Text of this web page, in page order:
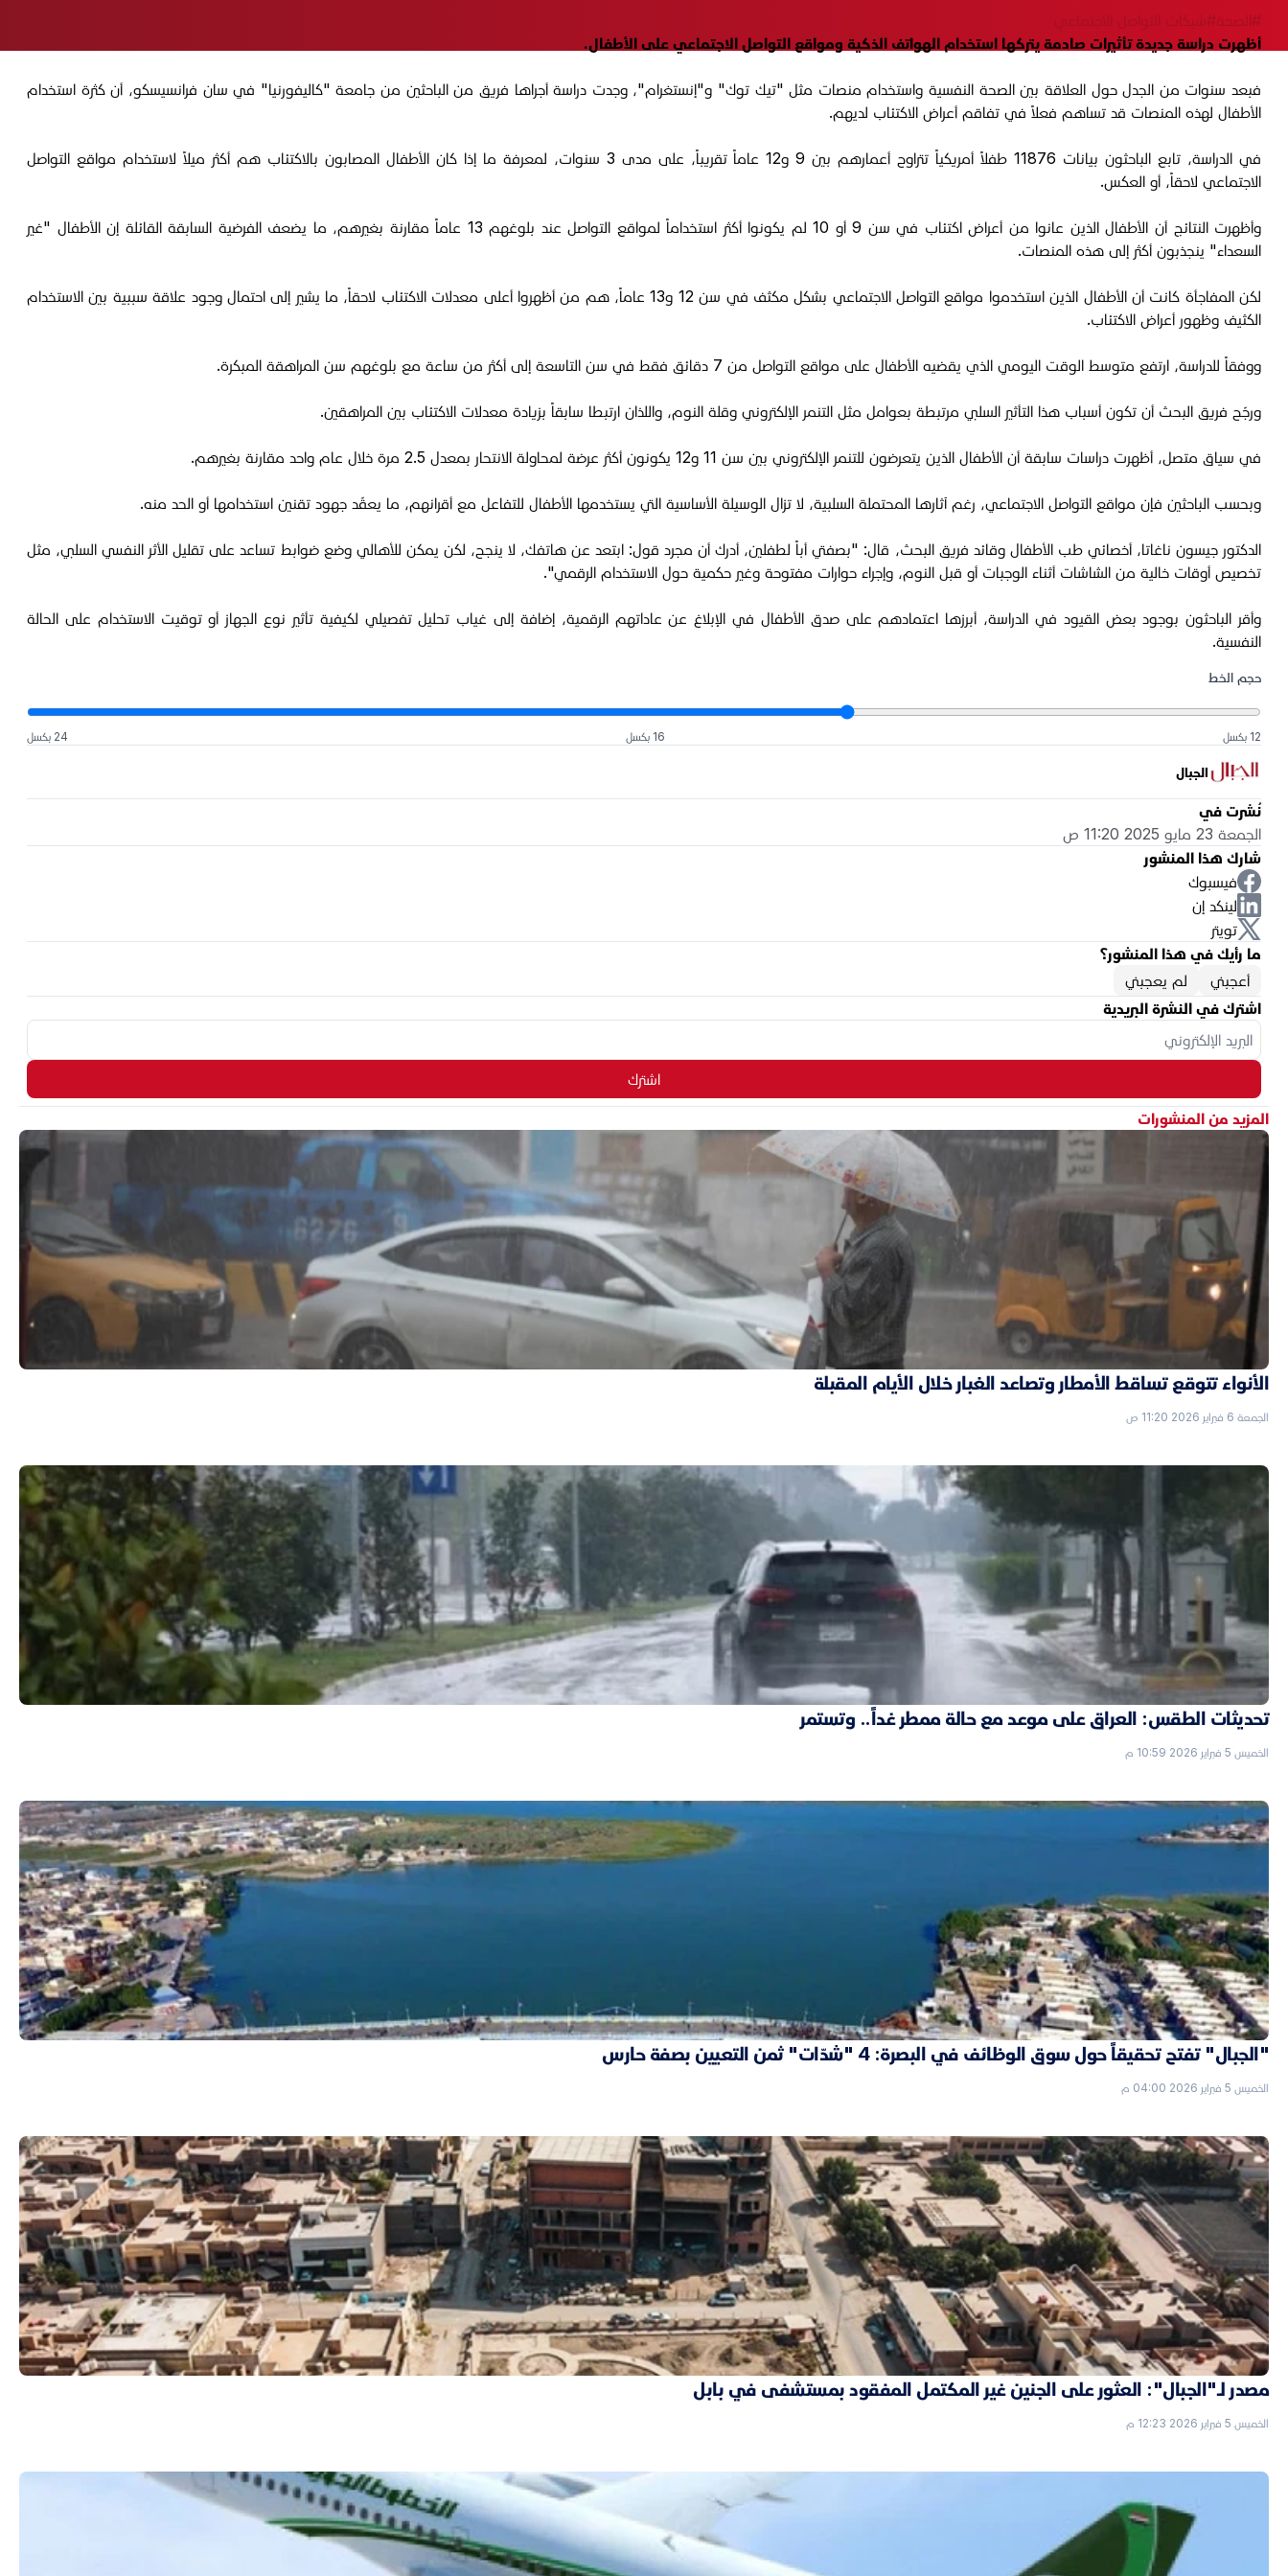
#الصحة#شبكات التواصل الاجتماعي
أظهرت دراسة جديدة تأثيرات صادمة يتركها استخدام الهواتف الذكية ومواقع التواصل الاجتماعي على الأطفال.
فبعد سنوات من الجدل حول العلاقة بين الصحة النفسية واستخدام منصات مثل "تيك توك" و"إنستغرام"، وجدت دراسة أجراها فريق من الباحثين من جامعة "كاليفورنيا" في سان فرانسيسكو، أن كثرة استخدام
الأطفال لهذه المنصات قد تساهم فعلاً في تفاقم أعراض الاكتئاب لديهم.
في الدراسة، تابع الباحثون بيانات 11876 طفلاً أمريكياً تتراوح أعمارهم بين 9 و12 عاماً تقريباً، على مدى 3 سنوات، لمعرفة ما إذا كان الأطفال المصابون بالاكتئاب هم أكثر ميلاً لاستخدام مواقع التواصل
الاجتماعي لاحقاً، أو العكس.
وأظهرت النتائج أن الأطفال الذين عانوا من أعراض اكتئاب في سن 9 أو 10 لم يكونوا أكثر استخداماً لمواقع التواصل عند بلوغهم 13 عاماً مقارنة بغيرهم، ما يضعف الفرضية السابقة القائلة إن الأطفال "غير
السعداء" ينجذبون أكثر إلى هذه المنصات.
لكن المفاجأة كانت أن الأطفال الذين استخدموا مواقع التواصل الاجتماعي بشكل مكثف في سن 12 و13 عاماً، هم من أظهروا أعلى معدلات الاكتئاب لاحقاً، ما يشير إلى احتمال وجود علاقة سببية بين الاستخدام
الكثيف وظهور أعراض الاكتئاب.
ووفقاً للدراسة، ارتفع متوسط الوقت اليومي الذي يقضيه الأطفال على مواقع التواصل من 7 دقائق فقط في سن التاسعة إلى أكثر من ساعة مع بلوغهم سن المراهقة المبكرة.
ورجّح فريق البحث أن تكون أسباب هذا التأثير السلبي مرتبطة بعوامل مثل التنمر الإلكتروني وقلة النوم، واللذان ارتبطا سابقاً بزيادة معدلات الاكتئاب بين المراهقين.
في سياق متصل، أظهرت دراسات سابقة أن الأطفال الذين يتعرضون للتنمر الإلكتروني بين سن 11 و12 يكونون أكثر عرضة لمحاولة الانتحار بمعدل 2.5 مرة خلال عام واحد مقارنة بغيرهم.
وبحسب الباحثين فإن مواقع التواصل الاجتماعي، رغم آثارها المحتملة السلبية، لا تزال الوسيلة الأساسية التي يستخدمها الأطفال للتفاعل مع أقرانهم، ما يعقّد جهود تقنين استخدامها أو الحد منه.
الدكتور جيسون ناغاتا، أخصائي طب الأطفال وقائد فريق البحث، قال: "بصفتي أباً لطفلين، أدرك أن مجرد قول: ابتعد عن هاتفك، لا ينجح، لكن يمكن للأهالي وضع ضوابط تساعد على تقليل الأثر النفسي السلبي، مثل
تخصيص أوقات خالية من الشاشات أثناء الوجبات أو قبل النوم، وإجراء حوارات مفتوحة وغير حكمية حول الاستخدام الرقمي".
وأقر الباحثون بوجود بعض القيود في الدراسة، أبرزها اعتمادهم على صدق الأطفال في الإبلاغ عن عاداتهم الرقمية، إضافة إلى غياب تحليل تفصيلي لكيفية تأثير نوع الجهاز أو توقيت الاستخدام على الحالة
النفسية.
حجم الخط
12 بكسل 16 بكسل 24 بكسل
الجبال
نُشرت في
الجمعة 23 مايو 2025 11:20 ص
شارك هذا المنشور
فيسبوك
لينكد إن
تويتر
ما رأيك في هذا المنشور؟
أعجبني
لم يعجبني
اشترك في النشرة البريدية
اشترك
المزيد من المنشورات
الأنواء تتوقع تساقط الأمطار وتصاعد الغبار خلال الأيام المقبلة
الجمعة 6 فبراير 2026 11:20 ص
تحديثات الطقس: العراق على موعد مع حالة ممطر غداً.. وتستمر
الخميس 5 فبراير 2026 10:59 م
"الجبال" تفتح تحقيقاً حول سوق الوظائف في البصرة: 4 "شدّات" ثمن التعيين بصفة حارس
الخميس 5 فبراير 2026 04:00 م
مصدر لـ"الجبال": العثور على الجنين غير المكتمل المفقود بمستشفى في بابل
الخميس 5 فبراير 2026 12:23 م